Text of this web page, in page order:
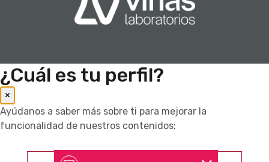
¿Cuál es tu perfil?
×
Ayúdanos a saber más sobre ti para mejorar la
funcionalidad de nuestros contenidos: